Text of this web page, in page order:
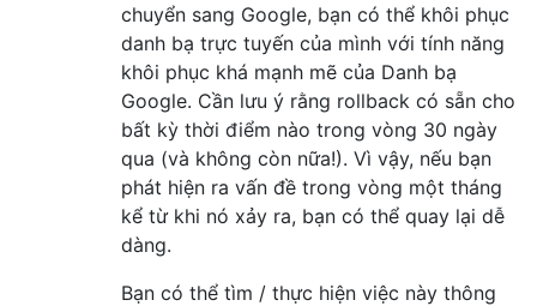
chuyển sang Google, bạn có thể khôi phục
danh bạ trực tuyến của mình với tính năng
khôi phục khá mạnh mẽ của Danh bạ
Google. Cần lưu ý rằng rollback có sẵn cho
bất kỳ thời điểm nào trong vòng 30 ngày
qua (và không còn nữa!). Vì vậy, nếu bạn
phát hiện ra vấn đề trong vòng một tháng
kể từ khi nó xảy ra, bạn có thể quay lại dễ
dàng.
Bạn có thể tìm / thực hiện việc này thông